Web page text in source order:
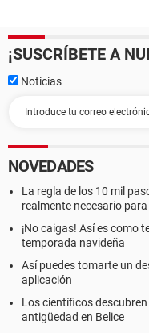
¡SUSCRÍBETE A
Noticias
NOVEDADES
La regla de los 10 mil
realmente necesario para
¡No caigas! Así es como
temporada navideña
Así puedes tomarte un
aplicación
Los científicos
antigüedad en Belice